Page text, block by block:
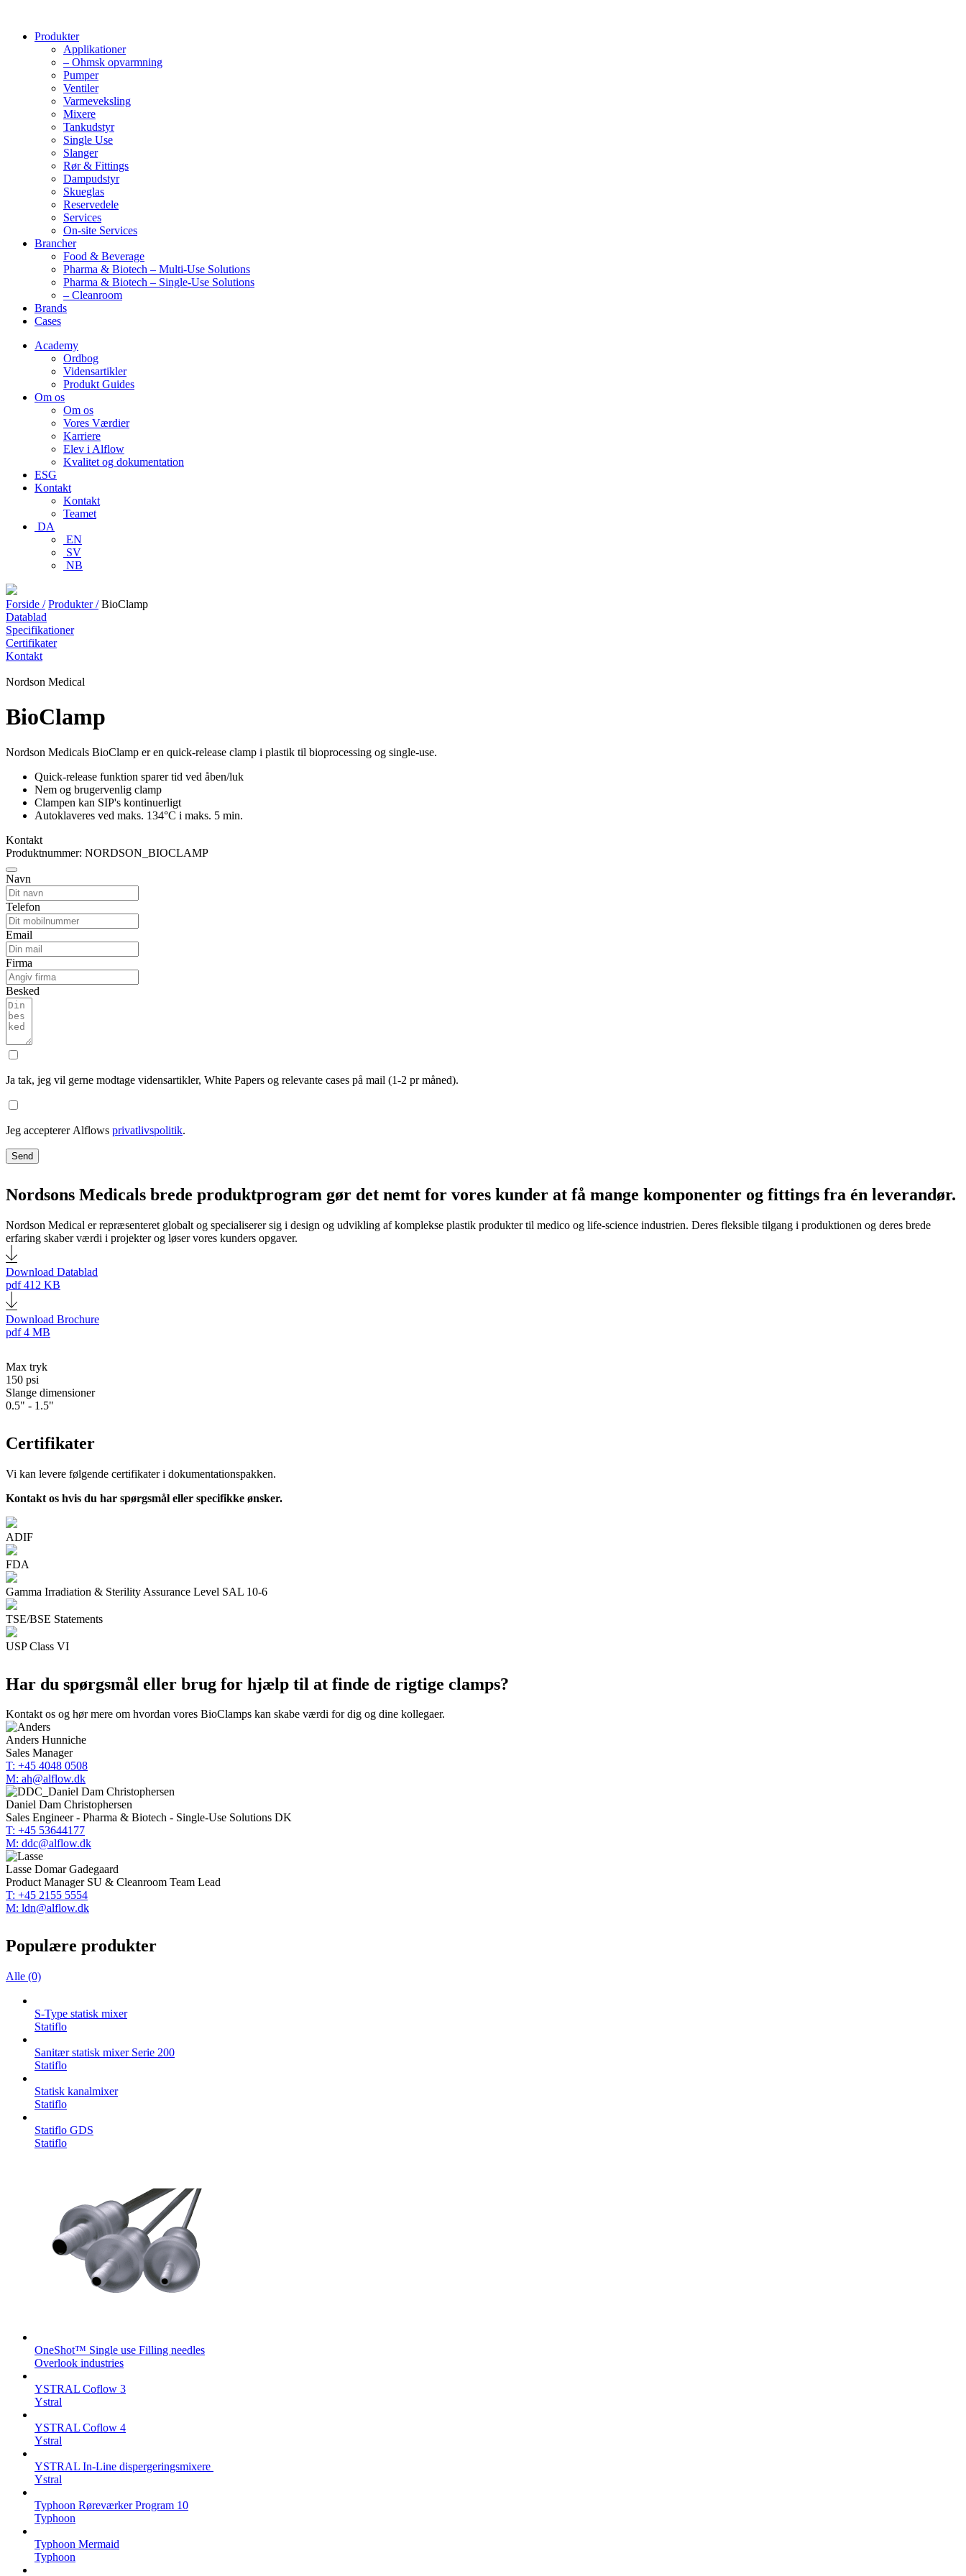
Produkter
Applikationer
– Ohmsk opvarmning
Pumper
Ventiler
Varmeveksling
Mixere
Tankudstyr
Single Use
Slanger
Rør & Fittings
Dampudstyr
Skueglas
Reservedele
Services
On-site Services
Brancher
Food & Beverage
Pharma & Biotech – Multi-Use Solutions
Pharma & Biotech – Single-Use Solutions
– Cleanroom
Brands
Cases
Academy
Ordbog
Vidensartikler
Produkt Guides
Om os
Om os
Vores Værdier
Karriere
Elev i Alflow
Kvalitet og dokumentation
ESG
Kontakt
Kontakt
Teamet
DA
EN
SV
NB
Forside / Produkter / BioClamp
Datablad
Specifikationer
Certifikater
Kontakt
Nordson Medical
BioClamp
Nordson Medicals BioClamp er en quick-release clamp i plastik til bioprocessing og single-use.
Quick-release funktion sparer tid ved åben/luk
Nem og brugervenlig clamp
Clampen kan SIP's kontinuerligt
Autoklaveres ved maks. 134°C i maks. 5 min.
Kontakt
Produktnummer: NORDSON_BIOCLAMP
Navn
Telefon
Email
Firma
Besked
Ja tak, jeg vil gerne modtage vidensartikler, White Papers og relevante cases på mail (1-2 pr måned).
Jeg accepterer Alflows privatlivspolitik.
Send
Nordsons Medicals brede produktprogram gør det nemt for vores kunder at få mange komponenter og fittings fra én leverandør.
Nordson Medical er repræsenteret globalt og specialiserer sig i design og udvikling af komplekse plastik produkter til medico og life-science industrien. Deres fleksible tilgang i produktionen og deres brede
erfaring skaber værdi i projekter og løser vores kunders opgaver.
Download Datablad
pdf412 KB
Download Brochure
pdf4 MB
Max tryk
150 psi
Slange dimensioner
0.5" - 1.5"
Certifikater
Vi kan levere følgende certifikater i dokumentationspakken.
Kontakt os hvis du har spørgsmål eller specifikke ønsker.
ADIF
FDA
Gamma Irradiation & Sterility Assurance Level SAL 10-6
TSE/BSE Statements
USP Class VI
Har du spørgsmål eller brug for hjælp til at finde de rigtige clamps?
Kontakt os og hør mere om hvordan vores BioClamps kan skabe værdi for dig og dine kollegaer.
Anders Hunniche
Sales Manager
T: +45 4048 0508
M: ah@alflow.dk
Daniel Dam Christophersen
Sales Engineer - Pharma & Biotech - Single-Use Solutions DK
T: +45 53644177
M: ddc@alflow.dk
Lasse Domar Gadegaard
Product Manager SU & Cleanroom Team Lead
T: +45 2155 5554
M: ldn@alflow.dk
Populære produkter
Alle (0)
S-Type statisk mixer
Statiflo
Sanitær statisk mixer Serie 200
Statiflo
Statisk kanalmixer
Statiflo
Statiflo GDS
Statiflo
OneShot™ Single use Filling needles
Overlook industries
YSTRAL Coflow 3
Ystral
YSTRAL Coflow 4
Ystral
YSTRAL In-Line dispergeringsmixere ‍‍
Ystral
Typhoon Røreværker Program 10
Typhoon
Typhoon Mermaid
Typhoon